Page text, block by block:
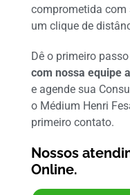
comprometida com
um clique de
Dê o primeiro
com nossa equipe
e agende sua
o Médium Henri
primeiro contato.
Nossos
Online.